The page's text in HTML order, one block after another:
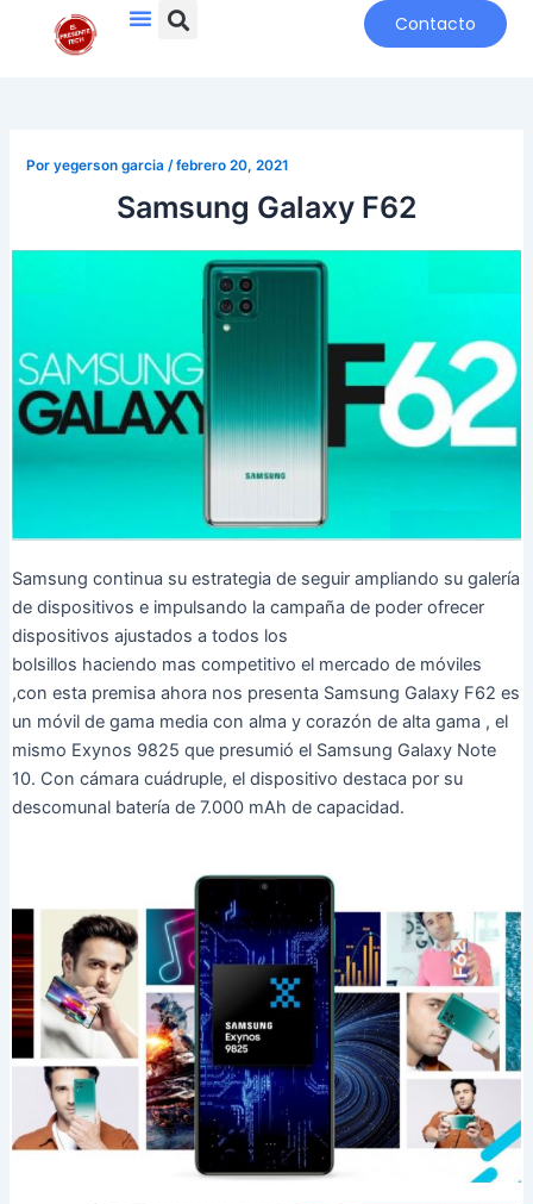
MenuSearch Contacto
Poryegerson garcia/febrero 20, 2021
Samsung Galaxy F62
Samsung continua su estrategia de seguir ampliando su galería
de dispositivos e impulsando la campaña de poder ofrecer
dispositivos ajustados a todos los
bolsillos haciendo mas competitivo el mercado de móviles
,con esta premisa ahora nos presenta Samsung Galaxy F62 es
un móvil de gama media con alma y corazón de alta gama , el
mismo Exynos 9825 que presumió el Samsung Galaxy Note
10. Con cámara cuádruple, el dispositivo destaca por su
descomunal batería de 7.000 mAh de capacidad.
Navegación